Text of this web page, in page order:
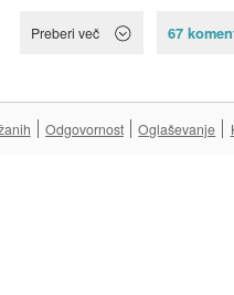
Preberi več 67
Odgovornost Oglaševanje